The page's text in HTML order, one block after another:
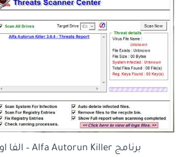
برنامج Alfa Autorun Killer – الفا اوتورن كيلر